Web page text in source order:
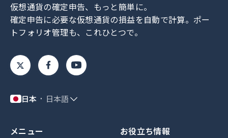
仮想通貨の確定申告、もっと簡単に。
確定申告に必要な仮想通貨の損益を自動で計算。 ポー
トフォリオ管理も、これひとつで。
日本 日本語
メニュー お役立ち情報